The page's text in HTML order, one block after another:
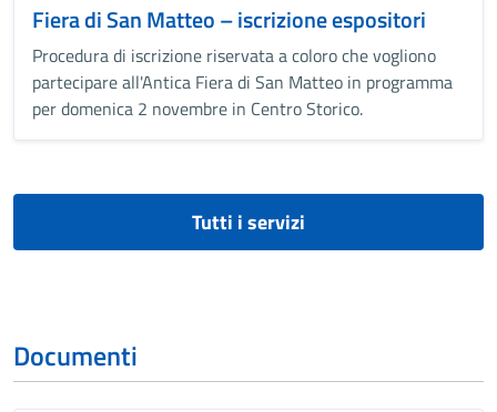
Fiera di San Matteo – iscrizione espositori
Procedura di iscrizione riservata a coloro che vogliono
partecipare all'Antica Fiera di San Matteo in programma
per domenica 2 novembre in Centro Storico.
Tutti i servizi
Documenti